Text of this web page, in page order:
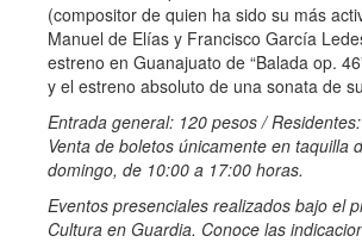
(compositor de quien ha sido su más
Manuel de Elías y Francisco García
estreno en Guanajuato de “Balada op.
y el estreno absoluto de una sonata de
Entrada general: 120 pesos /
Venta de boletos únicamente en taquilla
domingo, de 10:00 a 17:00 horas.
Eventos presenciales realizados bajo el
Cultura en Guardia. Conoce las